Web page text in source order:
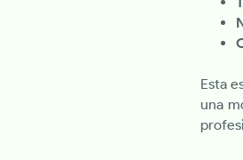
Esta
una